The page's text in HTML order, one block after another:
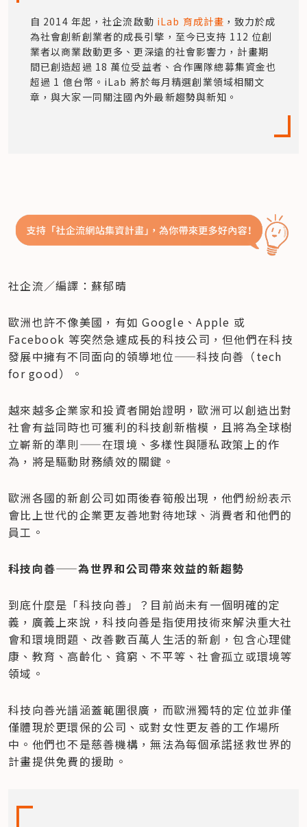
自 2014 年起，社企流啟動 iLab 育成計畫 ，致力於成
為社會創新創業者的成長引擎，至今已支持 112 位創
業者以商業啟動更多、更深遠的社會影響力，計畫期
間已創造超過 18 萬位受益者、合作團隊總募集資金也
超過 1 億台幣。iLab 將於每月精選創業領域相關文
章，與大家一同關注國內外最新趨勢與新知。
社企流／編譯：蘇郁晴
歐洲也許不像美國，有如 Google、Apple 或
Facebook 等突然急遽成長的科技公司，但他們在科技
發展中擁有不同面向的領導地位——科技向善（tech
for good）。
越來越多企業家和投資者開始證明，歐洲可以創造出對
社會有益同時也可獲利的科技創新楷模，且將為全球樹
立嶄新的準則——在環境、多樣性與隱私政策上的作
為，將是驅動財務績效的關鍵。
歐洲各國的新創公司如雨後春筍般出現，他們紛紛表示
會比上世代的企業更友善地對待地球、消費者和他們的
員工。
科技向善——為世界和公司帶來效益的新趨勢
到底什麼是「科技向善」？目前尚未有一個明確的定
義，廣義上來說，科技向善是指使用技術來解決重大社
會和環境問題、改善數百萬人生活的新創，包含心理健
康、教育、高齡化、貧窮、不平等、社會孤立或環境等
領域。
科技向善光譜涵蓋範圍很廣，而歐洲獨特的定位並非僅
僅體現於更環保的公司、或對女性更友善的工作場所
中。他們也不是慈善機構，無法為每個承諾拯救世界的
計畫提供免費的援助。